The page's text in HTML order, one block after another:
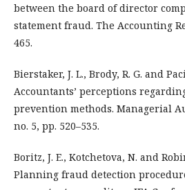
between the board of director
statement fraud. The Accounting
465.
Bierstaker, J. L., Brody, R. G. and
Accountants’ perceptions
prevention methods. Managerial
no. 5, pp. 520–535.
Boritz, J. E., Kotchetova, N. and
Planning fraud detection